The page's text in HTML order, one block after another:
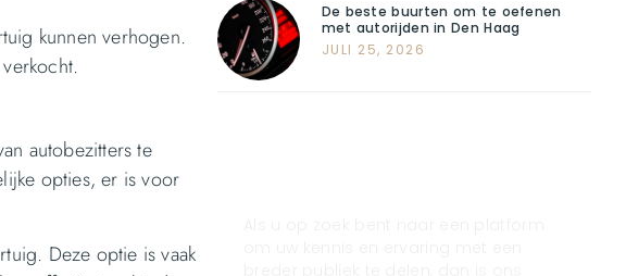
kunnen verhogen.
autobezitters te
opties, er is voor
Deze optie is vaak
De beste buurten om te oefenen
met autorijden in Den Haag
JULI 25, 2026